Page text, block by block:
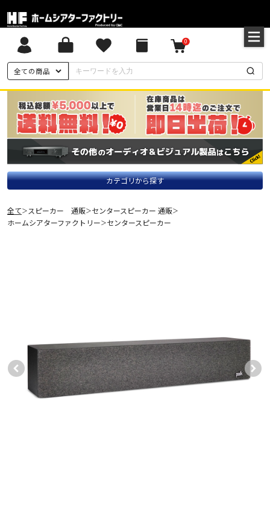
全ての商品
0
カテゴリから探す
全て＞ スピーカー 通販＞センタースピーカー 通販＞
ホームシアターファクトリー＞センタースピーカー